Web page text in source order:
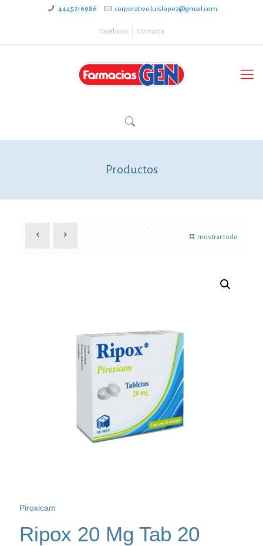
4445216986 corporativo.luislopez@gmail.com
Facebook Contacto
Productos
mostrar todo
Piroxicam
Ripox 20 Mg Tab 20